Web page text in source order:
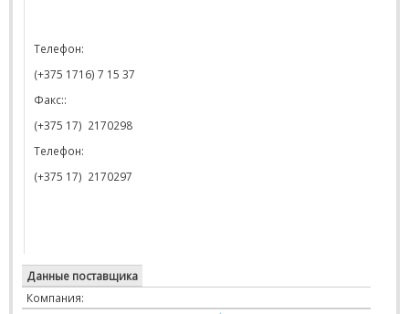
Телефон:
(+375 1716) 7 15 37
Факс::
(+375 17) 2170298
Телефон:
(+375 17) 2170297
Данные поставщика
Компания: